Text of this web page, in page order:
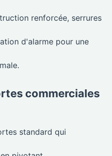
renforcée, serrures
d'alarme pour une
commerciales
standard qui